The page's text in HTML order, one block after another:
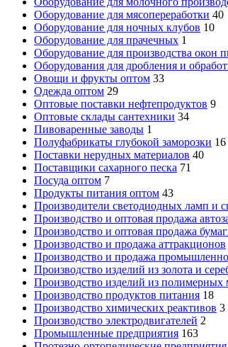
Оборудование для мясопереработки 40
Оборудование для ночных клубов 10
Оборудование для прачечных 1
Оборудование для производства окон
Оборудования для дробления и
Овощи и фрукты оптом 33
Одежда оптом 29
Оптовые поставки нефтепродуктов 9
Оптовые склады сантехники 34
Пивоваренные заводы 1
Полуфабрикаты глубокой заморозки 16
Поставки нерудных материалов 40
Поставщики сахарного песка 71
Посуда оптом 7
Продукты питания оптом 43
Производители светодиодных ламп и
Производство и оптовая продажа
Производство и оптовая продажа
Производство и продажа аттракционов
Производство и продажа
Производство изделий из золота и
Производство изделий из полимерных
Производство продуктов питания 18
Производство химических реактивов 3
Производство электродвигателей 2
Промышленные предприятия 163